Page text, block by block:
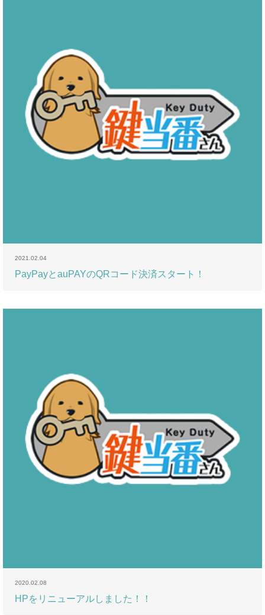
2021.02.04
PayPayとauPAYのQRコード決済スタート！
2020.02.08
HPをリニューアルしました！！